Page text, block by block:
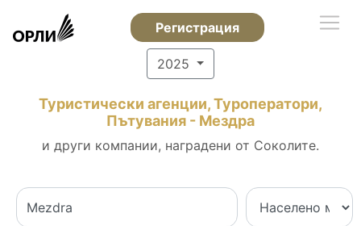
Регистрация
2025
Туристически агенции, Туроператори,
Пътувания - Мездра
и други компании, наградени от Соколите.